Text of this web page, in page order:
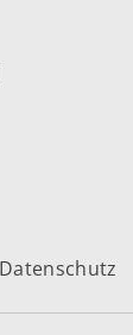
Datenschutz